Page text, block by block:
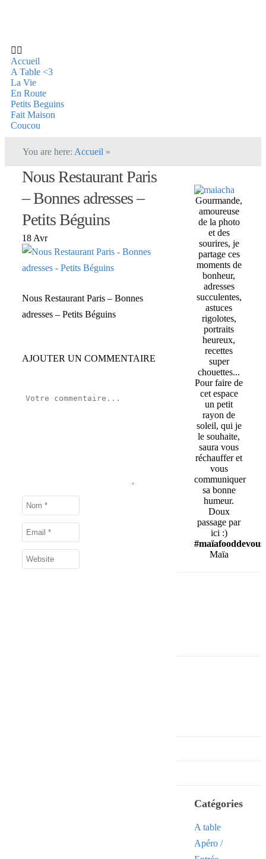
Accueil
A Table <3
La Vie
En Route
Petits Beguins
Fait Maison
Coucou
You are here: Accueil »
Nous Restaurant Paris
– Bonnes adresses –
Petits Béguins
18 Avr
Nous Restaurant Paris – Bonnes
adresses – Petits Béguins
AJOUTER UN COMMENTAIRE
Gourmande,
amoureuse
de la photo
et des
sourires, je
partage ces
moments de
bonheur,
adresses
succulentes,
astuces
rigolotes,
portraits
heureux,
recettes
super
chouettes...
Pour faire de
cet espace
un petit
rayon de
soleil, qui je
le souhaite,
saura vous
réchauffer et
vous
communiquer
sa bonne
humeur.
Doux
passage par
ici :)
#maïafooddevous
Maïa
Catégories
A table
Apéro /